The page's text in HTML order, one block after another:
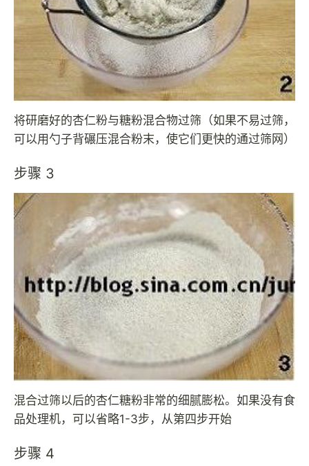
将研磨好的杏仁粉与糖粉混合物过筛（如果不易过筛，
可以用勺子背碾压混合粉末，使它们更快的通过筛网）
步骤 3
混合过筛以后的杏仁糖粉非常的细腻膨松。如果没有食
品处理机，可以省略1-3步，从第四步开始
步骤 4